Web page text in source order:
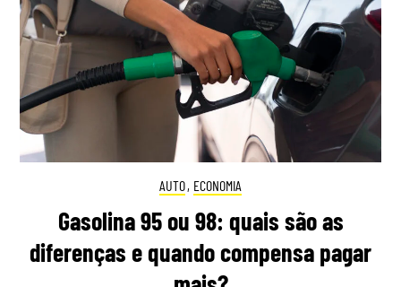
AUTO, ECONOMIA
Gasolina 95 ou 98: quais são as
diferenças e quando compensa pagar